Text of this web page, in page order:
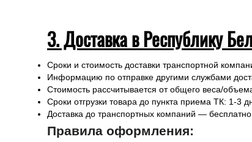
3. Доставка в Республику
Сроки и стоимость доставки транспортной
Информацию по отправке другими службами
Стоимость рассчитывается от общего веса/
Сроки отгрузки товара до пункта приема ТК: 1-3
Доставка до транспортных компаний — бесплатно
Правила оформления: